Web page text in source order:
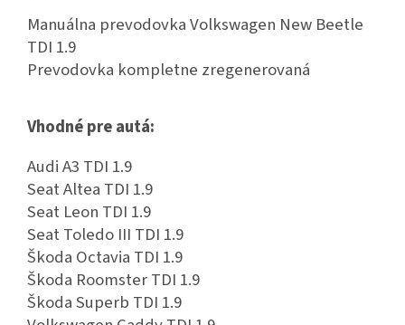
Manuálna prevodovka Volkswagen New Beetle
TDI 1.9
Prevodovka kompletne zregenerovaná
Vhodné pre autá:
Audi A3 TDI 1.9
Seat Altea TDI 1.9
Seat Leon TDI 1.9
Seat Toledo III TDI 1.9
Škoda Octavia TDI 1.9
Škoda Roomster TDI 1.9
Škoda Superb TDI 1.9